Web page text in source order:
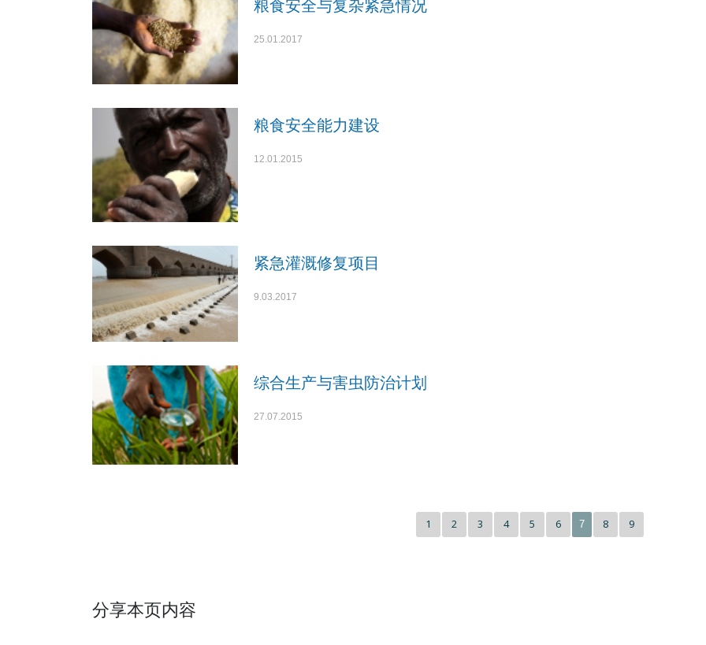
粮食安全与复杂紧急情况
25.01.2017
粮食安全能力建设
12.01.2015
紧急灌溉修复项目
9.03.2017
综合生产与害虫防治计划
27.07.2015
1 2 3 4 5 6 7 8 9
分享本页内容